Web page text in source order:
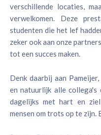
verschillende locaties,
verwelkomen. Deze
studenten die het lef
zeker ook aan onze
tot een succes maken.
Denk daarbij aan
en natuurlijk alle
dagelijks met hart en
mensen om trots op te zijn.